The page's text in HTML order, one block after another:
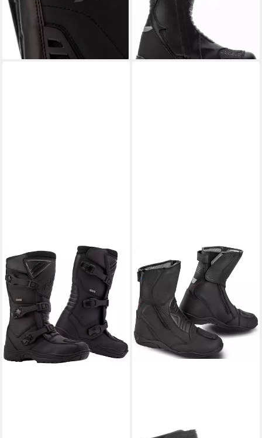
Motorradstiefel wasserdicht
125,46 €
-16%
lieferbar - in 3-4 Werktagen bei dir
Motorradstiefel wasserdicht
109,46 €
129,95 €
-16%
lieferbar - in 3-4 Werktagen bei dir
RST
Ambush Motorradstiefel
Motorradstiefel Wasserdicht
protektoren robust
196,98 € 239,95 €
lieferbar - in 3-4 Werktagen bei dir